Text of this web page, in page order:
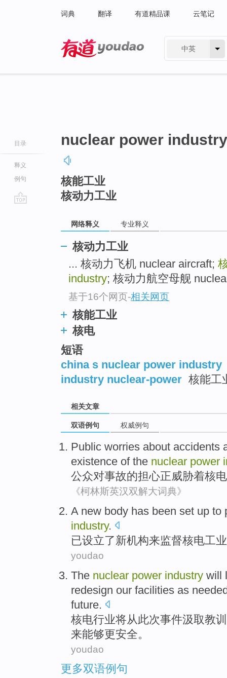
词典 翻译 有道精品课 云笔记
中英
目录
释义
例句
nuclear power industry
核能工业
核动力工业
网络释义 专业释义
核动力工业
... 核动力飞机 nuclear aircraft;
industry; 核动力航空母舰
基于16个网页-相关网页
核能工业
核电
短语
china s nuclear power industry
industry nuclear-power 核能工
相关文章
双语例句 权威例句
Public worries about accidents
existence of the nuclear power
公众对事故的担心正威胁着核
《柯林斯英汉双解大词典》
A new body has been set up to
industry.
已设立了新机构来监督核电工业
youdao
The nuclear power industry will
redesign our facilities as
future.
核电行业将从此次事件汲取教训
来能够更安全。
youdao
更多双语例句